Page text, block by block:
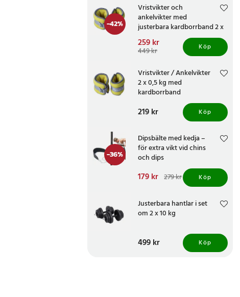
-42%
Vristvikter och
ankelvikter med
justerbara kardborrband 2 x
2 kg
Nuvarande pris:
259 krTidigare pris :449 kr
259 kr
449 kr Köp
Vristvikter / Ankelvikter
2 x 0,5 kg med
kardborrband
Pris :219 kr
219 kr Köp
-36%
Dipsbälte med kedja –
för extra vikt vid chins
och dips
Nuvarande pris
Tidigare pris 279 kr
179 kr 279 kr Köp
Justerbara hantlar i set
om 2 x 10 kg
Pris:499 kr
499 kr Köp